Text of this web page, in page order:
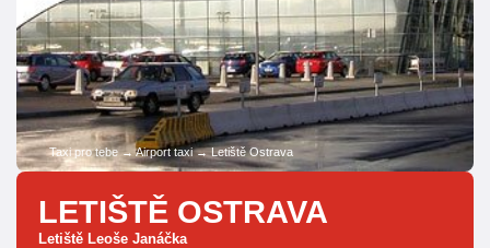
Taxi pro tebe→Airport taxi→Letiště Ostrava
LETIŠTĚ OSTRAVA
Letiště Leoše Janáčka